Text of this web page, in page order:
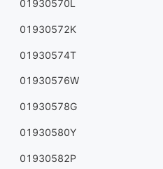
01930570L
01930572K
01930574T
01930576W
01930578G
01930580Y
01930582P